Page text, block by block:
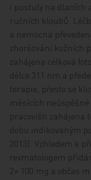
i pustuly na dlaních
ručních kloubů.
a nemocná
zhoršování kožních
zahájena celková
délce 311 nm a
terapie, přesto se
měsících
pracovišti zahájena
dobu indikovaným
2013). Vzhledem k
revmatologem
2× 100 mg a občas